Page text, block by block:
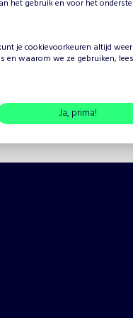
het gebruik en voor het
je cookievoorkeuren altijd weer
en waarom we ze gebruiken,
Ja, prima!